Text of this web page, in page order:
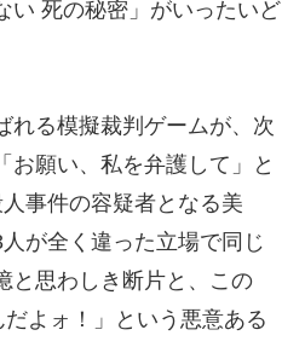
い 死の秘密」がいったいど
れる模擬裁判ゲームが、次
願い、私を弁護して」と
事件の容疑者となる美
が全く違った立場で同じ
と思わしき断片と、この
よォ！」という悪意ある